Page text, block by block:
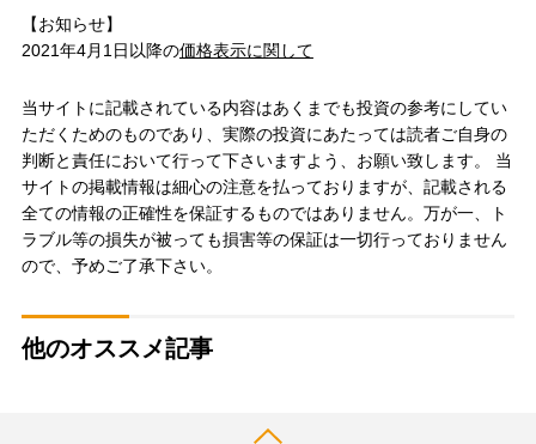
【お知らせ】
2021年4月1日以降の価格表示に関して
当サイトに記載されている内容はあくまでも投資の参考にしてい
ただくためのものであり、実際の投資にあたっては読者ご自身の
判断と責任において行って下さいますよう、お願い致します。 当
サイトの掲載情報は細心の注意を払っておりますが、記載される
全ての情報の正確性を保証するものではありません。万が一、ト
ラブル等の損失が被っても損害等の保証は一切行っておりません
ので、予めご了承下さい。
他のオススメ記事